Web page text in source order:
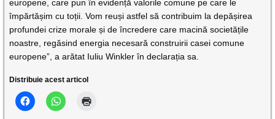
europene, care pun în evidență valorile comune pe care le
împărtășim cu toții. Vom reuși astfel să contribuim la depășirea
profundei crize morale și de încredere care macină societățile
noastre, regăsind energia necesară construirii casei comune
europene”, a arătat Iuliu Winkler în declarația sa.
Distribuie acest articol